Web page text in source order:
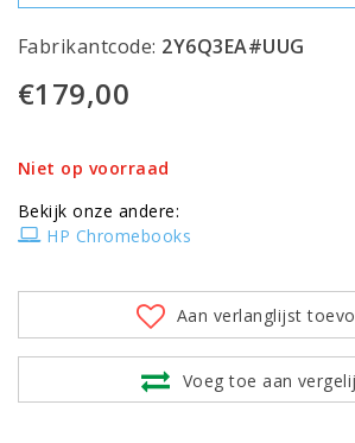
Fabrikantcode: 2Y6Q3EA#UUG
€179,00
Niet op voorraad
Bekijk onze andere:
HP Chromebooks
Aan verlanglijst
Voeg toe aan